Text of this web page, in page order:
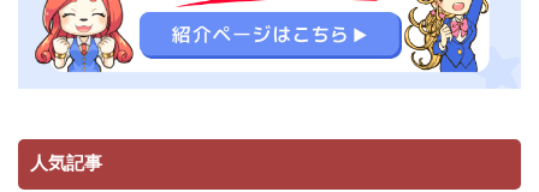
人気記事